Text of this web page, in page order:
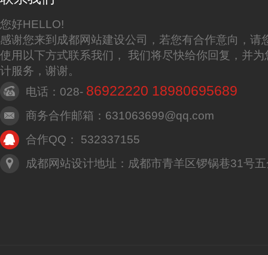
您好HELLO!
感谢您来到成都网站建设公司，若您有合作意向，请
使用以下方式联系我们， 我们将尽快给你回复，并
计服务，谢谢。
电话：028- 86922220 18980695689
商务合作邮箱：631063699@qq.com
合作QQ： 532337155
成都网站设计地址：成都市青羊区锣锅巷31号